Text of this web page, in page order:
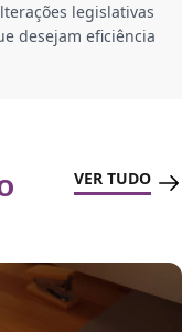
legislativas
desejam eficiência
VER TUDO